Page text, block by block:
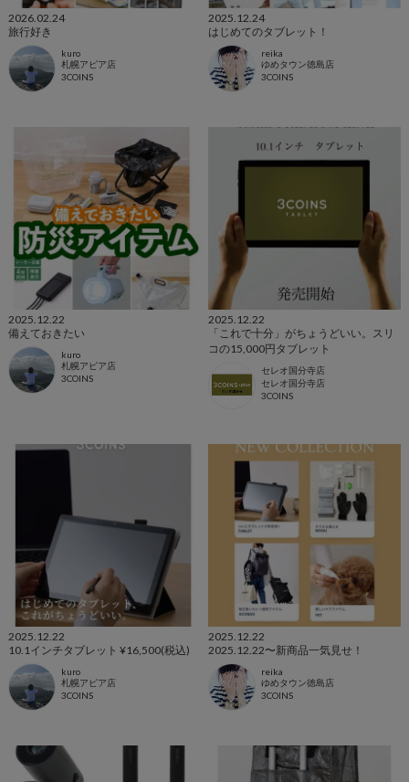
2026.02.24
旅行好き
kuro
札幌アピア店
3COINS
2025.12.24
はじめてのタブレット！
reika
ゆめタウン徳島店
3COINS
2025.12.22
備えておきたい
kuro
札幌アピア店
3COINS
2025.12.22
「これで十分」がちょうどいい。スリ
コの15,000円タブレット
セレオ国分寺店
セレオ国分寺店
3COINS
2025.12.22
10.1インチタブレット ¥16,500(税込)
kuro
札幌アピア店
3COINS
2025.12.22
2025.12.22〜新商品一気見せ！
reika
ゆめタウン徳島店
3COINS